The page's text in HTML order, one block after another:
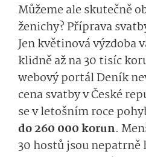
Můžeme ale skutečně
ženichy? Příprava
Jen květinová výzdoba
klidně až na 30 tisíc
webový portál Deník
cena svatby v České
se v letošním roce
do 260 000 korun.
30 hostů jsou nepatrně